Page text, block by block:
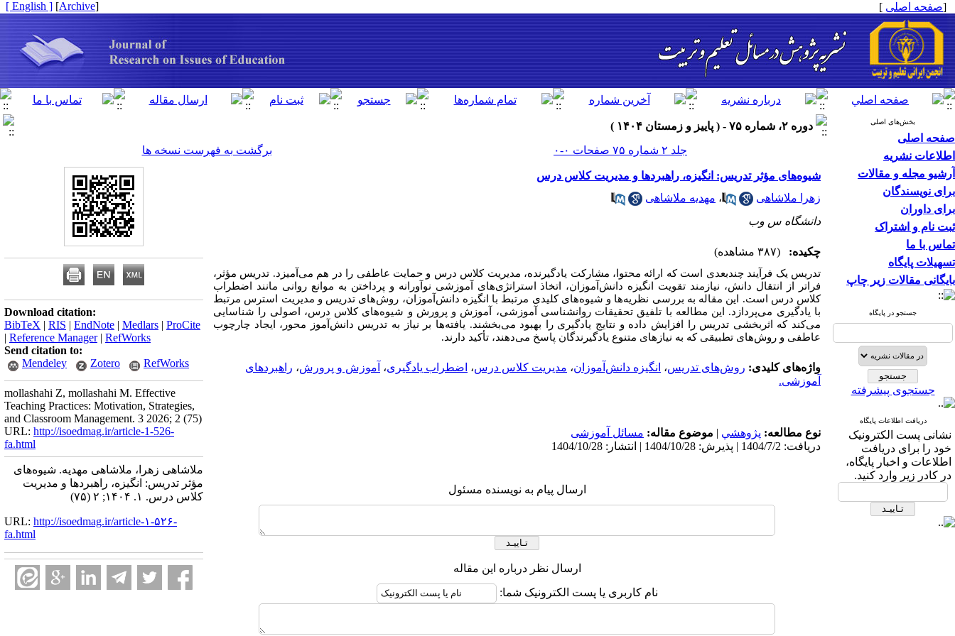
[صفحه اصلی ]
[
Archive
]
[ English ]
بخش‌های اصلی
صفحه اصلی
اطلاعات نشریه
آرشیو مجله و مقالات
برای نویسندگان
برای داوران
ثبت نام و اشتراک
تماس با ما
تسهیلات پایگاه
بایگانی مقالات زیر چاپ
جستجو در پایگاه
جستجوی پیشرفته
دریافت اطلاعات پایگاه
نشانی پست الکترونیک
خود را برای دریافت
اطلاعات و اخبار پایگاه،
در کادر زیر وارد کنید.
دوره ۲، شماره ۷۵ - ( پاییز و زمستان ۱۴۰۴ )
جلد ۲ شماره ۷۵ صفحات ۰-۰
برگشت به فهرست نسخه ها
شیوه‌های مؤثر تدریس: انگیزه، راهبردها و مدیریت کلاس درس
زهرا ملاشاهی
، مهدیه ملاشاهی
دانشگاه س وب
چکیده: (۳۸۷ مشاهده)
تدریس یک فرآیند چندبعدی است که ارائه محتوا، مشارکت یادگیرنده، مدیریت کلاس درس و حمایت عاطفی را در هم می‌آمیزد. تدریس مؤثر،
فراتر از انتقال دانش، نیازمند تقویت انگیزه دانش‌آموزان، اتخاذ استراتژی‌های آموزشی نوآورانه و پرداختن به موانع روانی مانند اضطراب
کلاس درس است. این مقاله به بررسی نظریه‌ها و شیوه‌های کلیدی مرتبط با انگیزه دانش‌آموزان، روش‌های تدریس و مدیریت استرس مرتبط
با یادگیری می‌پردازد. این مطالعه با تلفیق تحقیقات روانشناسی آموزشی، آموزش و پرورش و شیوه‌های کلاس درس، اصولی را شناسایی
می‌کند که اثربخشی تدریس را افزایش داده و نتایج یادگیری را بهبود می‌بخشند. یافته‌ها بر نیاز به تدریس دانش‌آموز محور، ایجاد چارچوب
عاطفی و روش‌های تطبیقیکه به نیازهای متنوع یادگیرندگان پاسخ می‌دهند، تأکید دارند.
واژه‌های کلیدی: روش‌های تدریس، انگیزه دانش‌آموزان، مدیریت کلاس درس، اضطراب یادگیری، آموزش و پرورش، راهبردهای
آموزشی.
نوع مطالعه: پژوهشي | موضوع مقاله: مسائل آموزشی
دریافت: 1404/7/2 | پذیرش: 1404/10/28 | انتشار: 1404/10/28
ارسال پیام به نویسنده مسئول
ارسال نظر درباره این مقاله
نام کاربری یا پست الکترونیک شما:
Download citation:
BibTeX | RIS | EndNote | Medlars | ProCite
| Reference Manager| RefWorks
Send citation to:
Mendeley
Zotero RefWorks
mollashahi Z, mollashahi M. Effective
Teaching Practices: Motivation, Strategies,
and Classroom Management. 3 2026; 2 (75)
URL: http://isoedmag.ir/article-1-526-
fa.html
ملاشاهی زهرا، ملاشاهی مهدیه. شیوه‌های
مؤثر تدریس: انگیزه، راهبردها و مدیریت
کلاس درس. ۱. ۱۴۰۴; ۲ (۷۵)
URL: http://isoedmag.ir/article-۱-۵۲۶-
fa.html